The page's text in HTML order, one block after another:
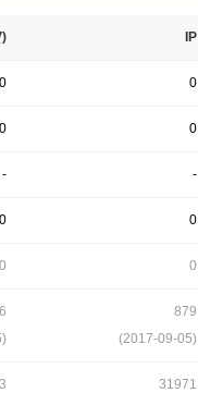
IP
0 0
0 0
- -
0 0
0 0
)
879
(2017-09-05)
31971